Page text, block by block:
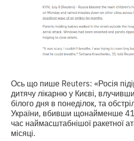
Ось що пише Reuters: «Росія
дитячу лікарню у Києві,
білого дня в понеділок, та
України, вбивши щонайменше
час наймасштабнішої ракетної
місяці.